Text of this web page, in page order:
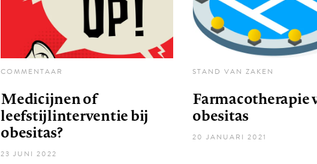
COMMENTAAR
Medicijnen of
leefstijlinterventie bij
obesitas?
23 JUNI 2022
STAND VAN ZAKEN
Farmacotherapie
obesitas
20 JANUARI 2021